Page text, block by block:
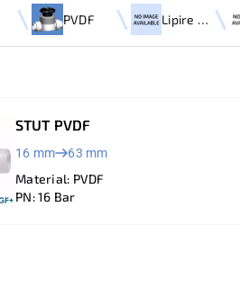
PVDF Lipire prin mufare
STUT PVDF
16 mm 63 mm
Material: PVDF
PN: 16 Bar